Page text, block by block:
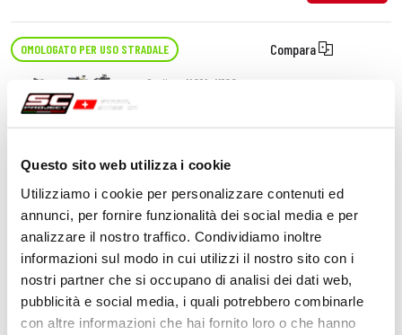
Questo sito web utilizza i cookie
Utilizziamo i cookie per personalizzare contenuti ed
annunci, per fornire funzionalità dei social media e per
analizzare il nostro traffico. Condividiamo inoltre
informazioni sul modo in cui utilizzi il nostro sito con i
nostri partner che si occupano di analisi dei dati web,
pubblicità e social media, i quali potrebbero combinarle
con altre informazioni che hai fornito loro o che hanno
OMOLOGATO PER USO STRADALE Compara
Codice: H01A-K12C
510,00 CHF
DETTAGLI
PRODOTTO
Compara
Codice:H01A-CP
Protezione in fibra di carbonio